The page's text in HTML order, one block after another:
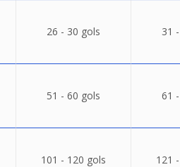
26 - 30 gols 31
51 - 60 gols 61
101 - 120 gols 121